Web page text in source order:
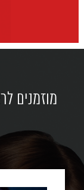
מוזמנים